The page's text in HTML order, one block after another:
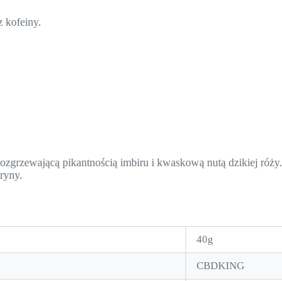
kofeiny.
pikantnością imbiru i kwaskową nutą dzikiej róży.
40g
CBDKING